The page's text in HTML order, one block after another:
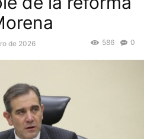
de 2026 0
586